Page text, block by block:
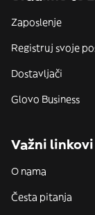
Zaposlenje
Registruj svoje
Dostavljači
Glovo Business
Važni linkovi
O nama
Česta pitanja